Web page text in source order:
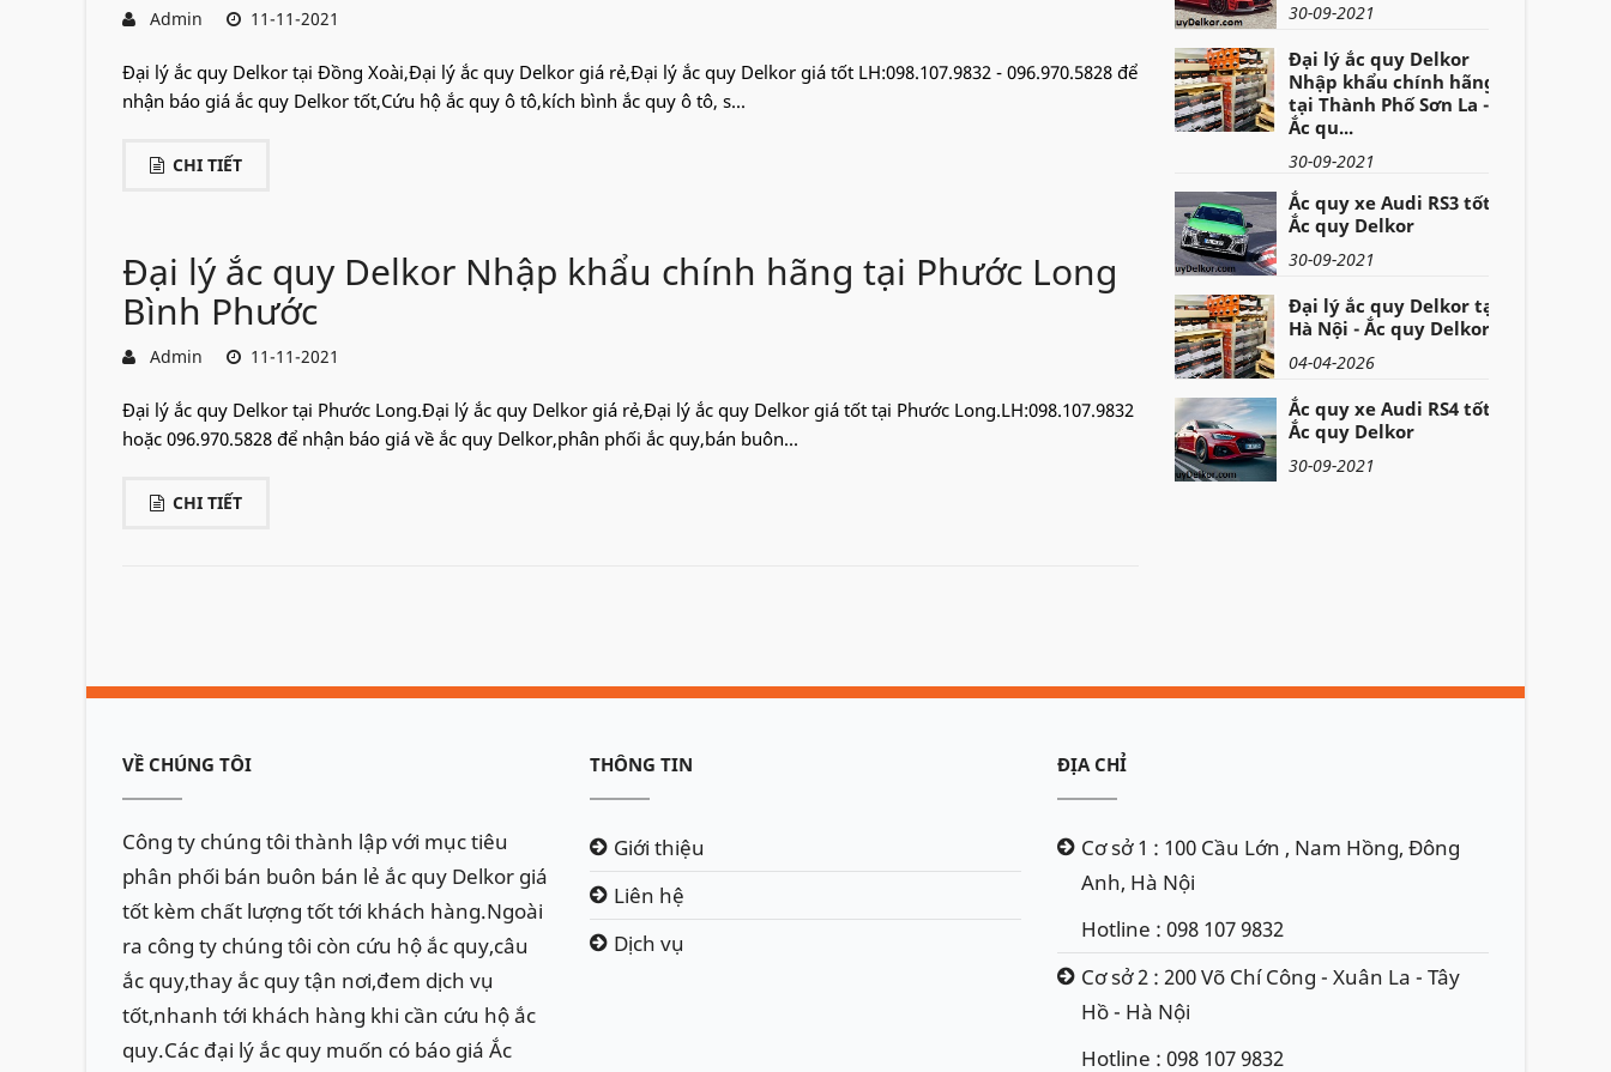
Admin 11-11-2021
Đại lý ắc quy Delkor tại Đồng Xoài,Đại lý ắc quy Delkor giá rẻ,Đại lý ắc quy Delkor giá tốt LH:098.107.9832 - 096.970.5828 để
nhận báo giá ắc quy Delkor tốt,Cứu hộ ắc quy ô tô,kích bình ắc quy ô tô, s...
CHI TIẾT
Đại lý ắc quy Delkor Nhập khẩu chính hãng tại Phước Long
Bình Phước
Admin 11-11-2021
Đại lý ắc quy Delkor tại Phước Long.Đại lý ắc quy Delkor giá rẻ,Đại lý ắc quy Delkor giá tốt tại Phước Long.LH:098.107.9832
hoặc 096.970.5828 để nhận báo giá về ắc quy Delkor,phân phối ắc quy,bán buôn...
CHI TIẾT
30-09-2021
Đại lý ắc quy Delkor
Nhập khẩu chính hãng
tại Thành Phố Sơn La -
Ắc qu...
30-09-2021
Ắc quy xe Audi RS3 tốt -
Ắc quy Delkor
30-09-2021
Đại lý ắc quy Delkor tại
Hà Nội - Ắc quy Delkor
04-04-2026
Ắc quy xe Audi RS4 tốt -
Ắc quy Delkor
30-09-2021
VỀ CHÚNG TÔI
Công ty chúng tôi thành lập với mục tiêu
phân phối bán buôn bán lẻ ắc quy Delkor giá
tốt kèm chất lượng tốt tới khách hàng.Ngoài
ra công ty chúng tôi còn cứu hộ ắc quy,câu
ắc quy,thay ắc quy tận nơi,đem dịch vụ
tốt,nhanh tới khách hàng khi cần cứu hộ ắc
quy.Các đại lý ắc quy muốn có báo giá Ắc
THÔNG TIN
Giới thiệu
Liên hệ
Dịch vụ
ĐỊA CHỈ
Cơ sở 1 : 100 Cầu Lớn , Nam Hồng, Đông
Anh, Hà Nội
Hotline : 098 107 9832
Cơ sở 2 : 200 Võ Chí Công - Xuân La - Tây
Hồ - Hà Nội
Hotline : 098 107 9832